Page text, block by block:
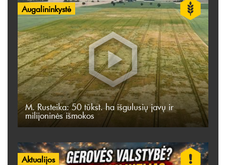
Augalininkystė
M. Rusteika: 50 tūkst. ha išgulusių javų ir
milijoninės išmokos
Aktualijos